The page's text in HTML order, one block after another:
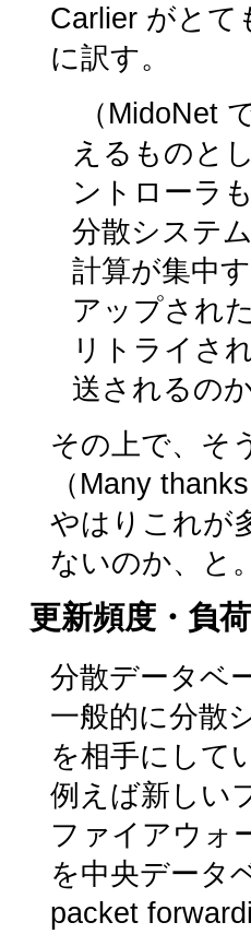
Carlier がとて
に訳す。
（MidoNet
えるものと
ントローラ
分散システ
計算が集中
アップされ
リトライさ
送されるの
その上で、そ
（Many
やはりこれが
ないのか、と。
更新頻度・負荷
分散データベ
一般的に分散
を相手にして
例えば新しい
ファイアウォ
を中央データ
packet